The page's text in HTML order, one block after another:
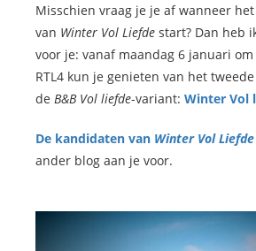
Misschien vraag je je af wanneer
van Winter Vol Liefde start? Dan heb
voor je: vanaf maandag 6 januari
RTL4 kun je genieten van het
de B&B Vol liefde-variant: Winter Vol
De kandidaten van Winter Vol Liefde
ander blog aan je voor.